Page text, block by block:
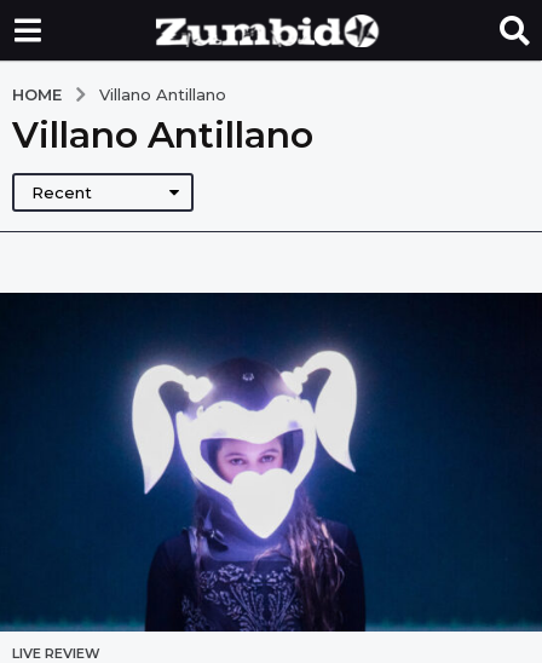
HOME Villano Antillano
Villano Antillano
Recent
LIVE REVIEW